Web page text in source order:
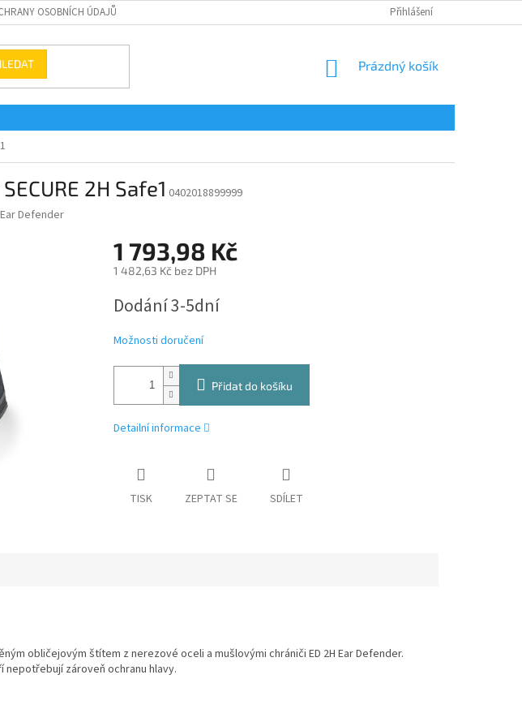
OSOBNÍCH ÚDAJŮ Přihlášení
NÁKUPNÍ
Prázdný košík
2H Safe1 0402018899999
Ear Defender
1 793,98 Kč
1 482,63 Kč bez DPH
cena:
Dodání 3-5dní
Možnosti doručení
Přidat do košíku
Detailní informace
TISK ZEPTAT SE SDÍLET
obličejovým štítem z nerezové oceli a mušlovými chrániči ED 2H Ear Defender.
zároveň ochranu hlavy.